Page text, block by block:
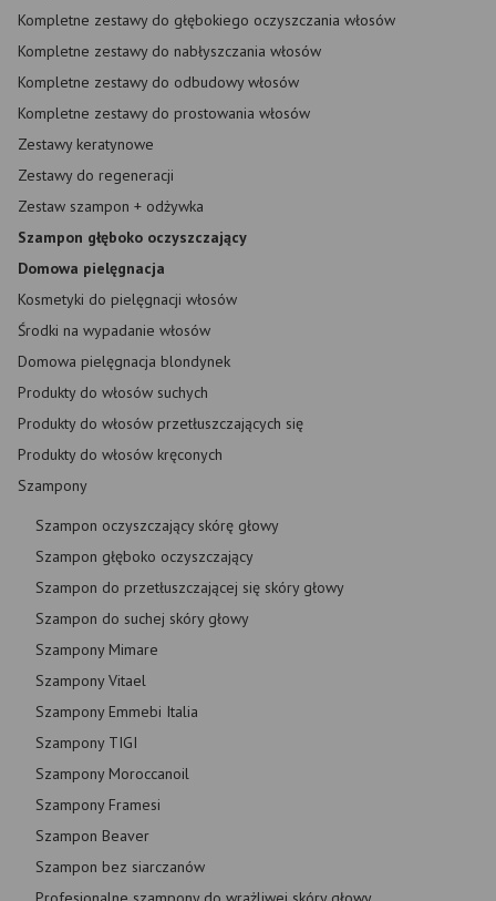
Kompletne zestawy do głębokiego oczyszczania włosów
Kompletne zestawy do nabłyszczania włosów
Kompletne zestawy do odbudowy włosów
Kompletne zestawy do prostowania włosów
Zestawy keratynowe
Zestawy do regeneracji
Zestaw szampon + odżywka
Szampon głęboko oczyszczający
Domowa pielęgnacja
Kosmetyki do pielęgnacji włosów
Środki na wypadanie włosów
Domowa pielęgnacja blondynek
Produkty do włosów suchych
Produkty do włosów przetłuszczających się
Produkty do włosów kręconych
Szampony
Szampon oczyszczający skórę głowy
Szampon głęboko oczyszczający
Szampon do przetłuszczającej się skóry głowy
Szampon do suchej skóry głowy
Szampony Mimare
Szampony Vitael
Szampony Emmebi Italia
Szampony TIGI
Szampony Moroccanoil
Szampony Framesi
Szampon Beaver
Szampon bez siarczanów